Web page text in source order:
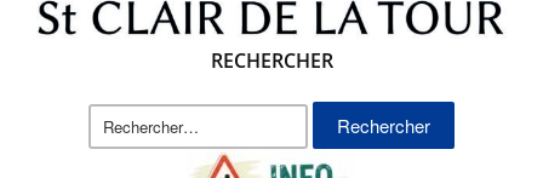
RECHERCHER
Rechercher :